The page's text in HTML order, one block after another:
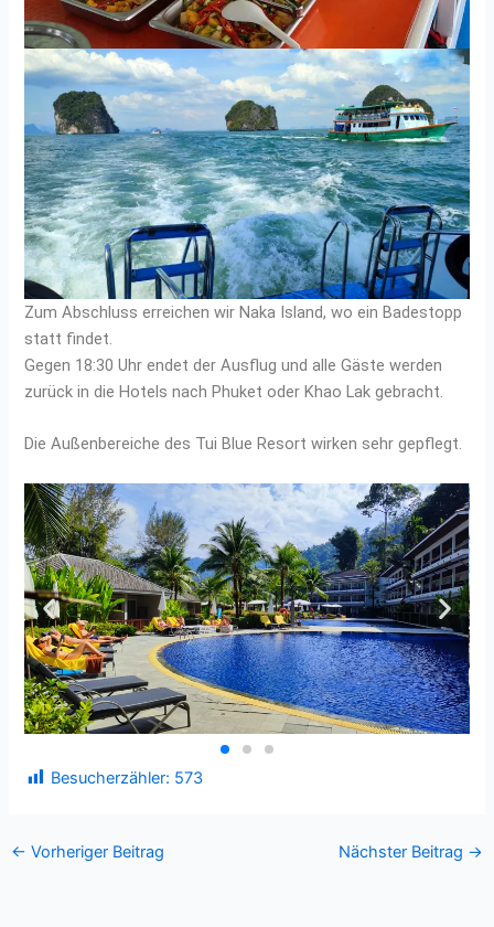
Zum Abschluss erreichen wir Naka Island, wo ein Badestopp
statt findet.
Gegen 18:30 Uhr endet der Ausflug und alle Gäste werden
zurück in die Hotels nach Phuket oder Khao Lak gebracht.
Die Außenbereiche des Tui Blue Resort wirken sehr gepflegt.
Besucherzähler: 573
← Vorheriger Beitrag Nächster Beitrag →